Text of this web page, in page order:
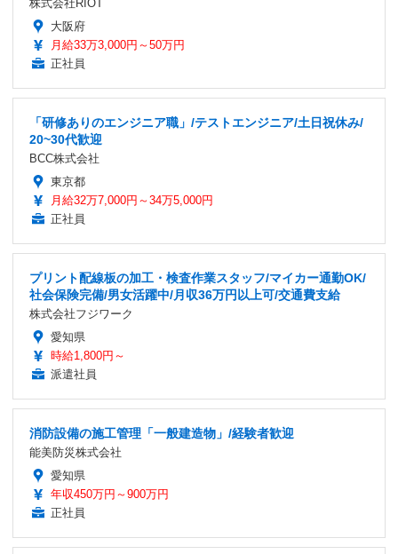
株式会社RIOT
大阪府
月給33万3,000円～50万円
正社員
「研修ありのエンジニア職」/テストエンジニア/土日祝休み/
20~30代歓迎
BCC株式会社
東京都
月給32万7,000円～34万5,000円
正社員
プリント配線板の加工・検査作業スタッフ/マイカー通勤OK/
社会保険完備/男女活躍中/月収36万円以上可/交通費支給
株式会社フジワーク
愛知県
時給1,800円～
派遣社員
消防設備の施工管理「一般建造物」/経験者歓迎
能美防災株式会社
愛知県
年収450万円～900万円
正社員